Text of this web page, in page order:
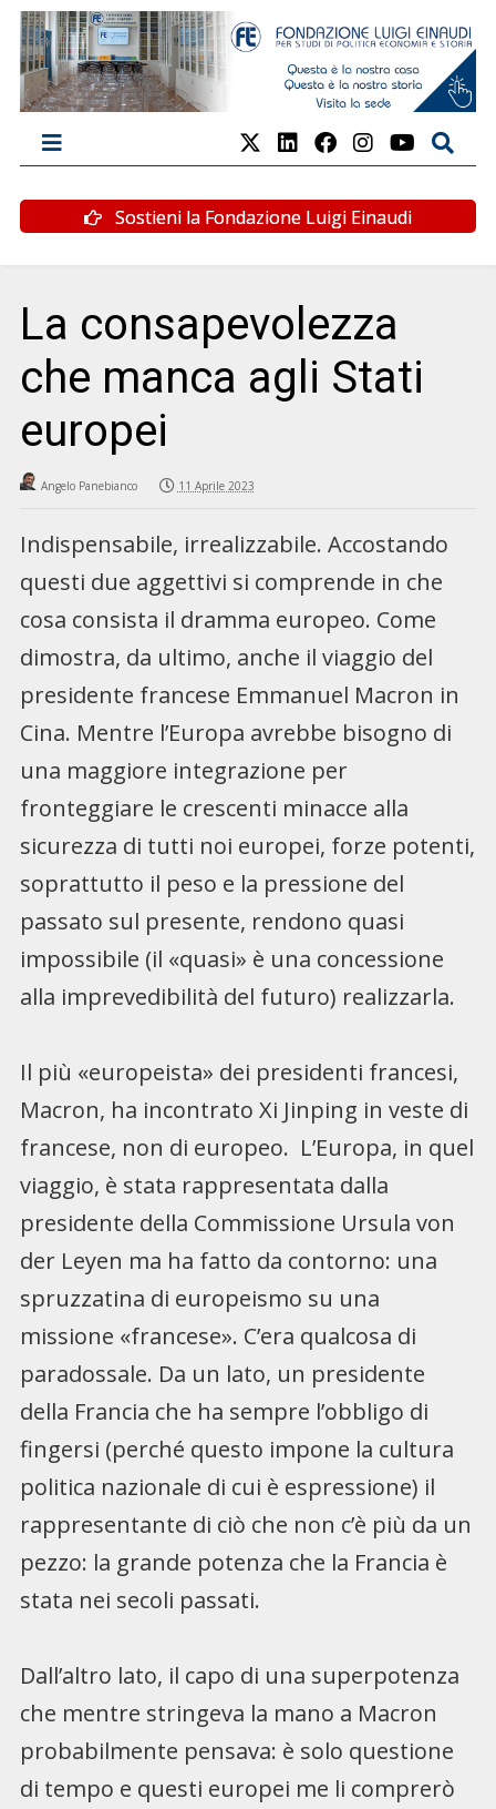
Sostieni la Fondazione Luigi Einaudi
La consapevolezza
che manca agli Stati
europei
Angelo Panebianco 11 Aprile 2023
Indispensabile, irrealizzabile. Accostando
questi due aggettivi si comprende in che
cosa consista il dramma europeo. Come
dimostra, da ultimo, anche il viaggio del
presidente francese Emmanuel Macron in
Cina. Mentre l’Europa avrebbe bisogno di
una maggiore integrazione per
fronteggiare le crescenti minacce alla
sicurezza di tutti noi europei, forze potenti,
soprattutto il peso e la pressione del
passato sul presente, rendono quasi
impossibile (il «quasi» è una concessione
alla imprevedibilità del futuro) realizzarla.
Il più «europeista» dei presidenti francesi,
Macron, ha incontrato Xi Jinping in veste di
francese, non di europeo. L’Europa, in quel
viaggio, è stata rappresentata dalla
presidente della Commissione Ursula von
der Leyen ma ha fatto da contorno: una
spruzzatina di europeismo su una
missione «francese». C’era qualcosa di
paradossale. Da un lato, un presidente
della Francia che ha sempre l’obbligo di
fingersi (perché questo impone la cultura
politica nazionale di cui è espressione) il
rappresentante di ciò che non c’è più da un
pezzo: la grande potenza che la Francia è
stata nei secoli passati.
Dall’altro lato, il capo di una superpotenza
che mentre stringeva la mano a Macron
probabilmente pensava: è solo questione
di tempo e questi europei me li comprerò